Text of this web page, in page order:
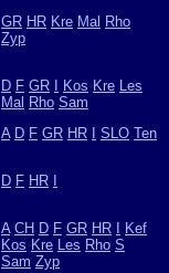
GR HR Kre Mal Rho
Zyp
D F GR Kos Kre Les
Mal Rho Sam
A D F GR HR SLO Ten
D F HR
A CH D F GR HR
Kef
Kos Kre Les Rho S
Sam Zyp